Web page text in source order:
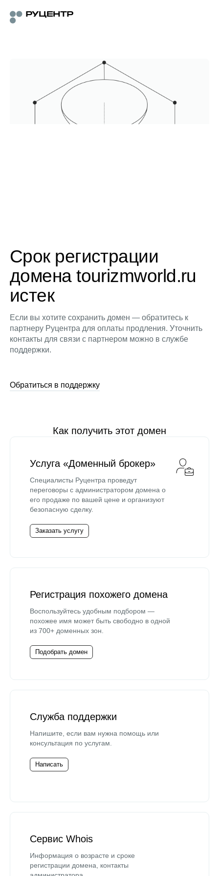
Срок регистрации
домена tourizmworld.ru
истек
Если вы хотите сохранить домен — обратитесь к
партнеру Руцентра для оплаты продления. Уточнить
контакты для связи с партнером можно в службе
поддержки.
Обратиться в поддержку
Как получить этот домен
Услуга «Доменный брокер»
Специалисты Руцентра проведут
переговоры с администратором домена о
его продаже по вашей цене и организуют
безопасную сделку.
Заказать услугу
Регистрация похожего домена
Воспользуйтесь удобным подбором —
похожее имя может быть свободно в одной
из 700+ доменных зон.
Подобрать домен
Служба поддержки
Напишите, если вам нужна помощь или
консультация по услугам.
Написать
Сервис Whois
Информация о возрасте и сроке
регистрации домена, контакты